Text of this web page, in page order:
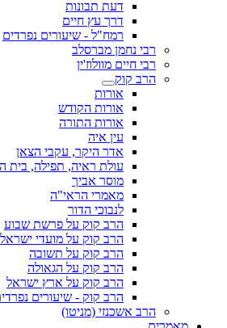
דעת תבונות
דרך עץ חיים
רמח"ל - שיעורים נפרדים
רבי נחמן מברסלב
רבי חיים מוולוז'ין
הרב קוק
אורות
אורות הקודש
אורות התורה
עין איה
אדר היקר, עקבי הצאן
עולת ראיה, תפילה, בית
מוסר אביך
מאמרי הראי"ה
לנבוכי הדור
הרב קוק על פרשת שבוע
הרב קוק על מועדי ישראל
הרב קוק על תשובה
הרב קוק על הגאולה
הרב קוק על ארץ ישראל
הרב קוק - שיעורים
הרב אשכנזי (מניטו)